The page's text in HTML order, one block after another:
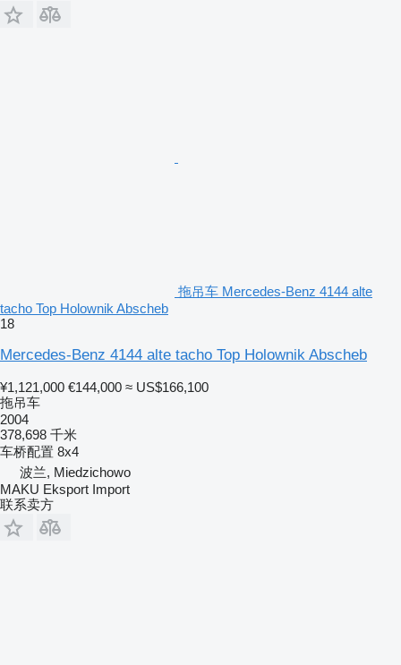
拖吊车 Mercedes-Benz 4144 alte
tacho Top Holownik Abscheb
18
Mercedes-Benz 4144 alte tacho Top Holownik Abscheb
¥1,121,000 €144,000 ≈ US$166,100
拖吊车
2004
378,698 千米
车桥配置 8x4
波兰, Miedzichowo
MAKU Eksport Import
联系卖方